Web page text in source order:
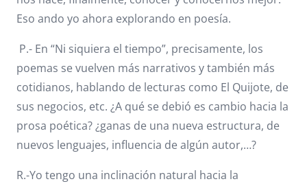
Eso ando yo ahora explorando en poesía.
P.- En “Ni siquiera el tiempo”, precisamente, los
poemas se vuelven más narrativos y también más
cotidianos, hablando de lecturas como El Quijote, de
sus negocios, etc. ¿A qué se debió es cambio hacia la
prosa poética? ¿ganas de una nueva estructura, de
nuevos lenguajes, influencia de algún autor,…?
R.-Yo tengo una inclinación natural hacia la